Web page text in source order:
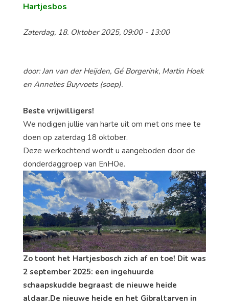
Hartjesbos
Zaterdag, 18. Oktober 2025, 09:00 - 13:00
door: Jan van der Heijden, Gé Borgerink, Martin Hoek
en Annelies Buyvoets (soep).
Beste vrijwilligers!
We nodigen jullie van harte uit om met ons mee te
doen op zaterdag 18 oktober.
Deze werkochtend wordt u aangeboden door de
donderdaggroep van EnHOe.
Zo toont het Hartjesbosch zich af en toe! Dit was
2 september 2025: een ingehuurde
schaapskudde begraast de nieuwe heide
aldaar.De nieuwe heide en het Gibraltarven in